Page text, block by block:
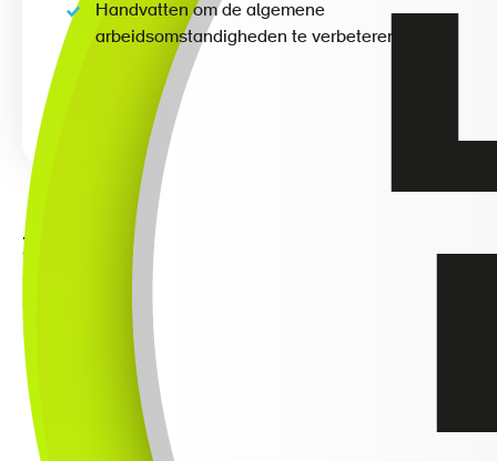
Handvatten om de algemene
arbeidsomstandigheden te verbeteren
Direct afsluiten
Zo werkt het
aanleiding van het onderzoek en de huidige
werkomstandigheden. Daarna beoordeelt hij de
werkplek aan de hand van Europese normen en de
meest recente ergonomische inzichten.
De medewerker leert hoe hij de werkplek correct